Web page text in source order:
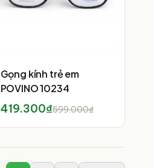
Gọng kính trẻ em
POVINO 10234
419.300₫599.000₫